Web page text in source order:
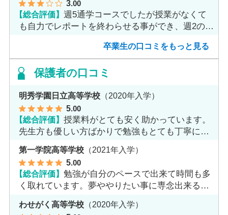
3.00
【総合評価】週5通学コースでしたが授業がなくて
も自力でレポートを終わらせる事ができ、週2のコ
卒業生の口コミをもっと見る
保護者の口コミ
明秀学園日立高等学校 （2020年入学）
5.00
【総合評価】授業料がとても安く助かっています。
先生方も優しい方ばかりで勉強もとても丁寧に教
第一学院高等学校 （2021年入学）
5.00
【総合評価】勉強が自分のペースで出来て時間も多
く取れています。夢ややりたい事に専念出来る点
で良いと思います。
わせがく高等学校 （2020年入学）